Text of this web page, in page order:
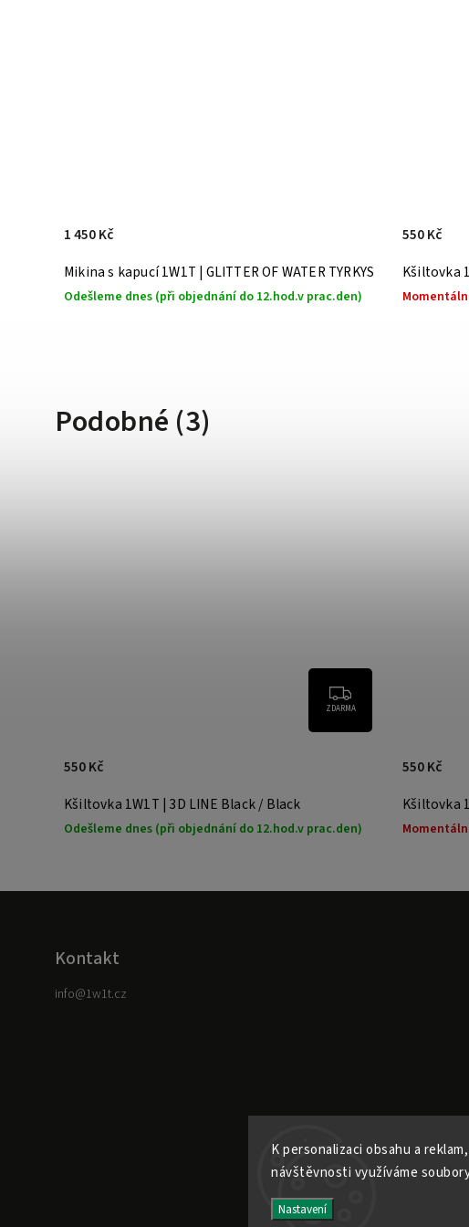
K personalizaci obsahu a
návštěvnosti využíváme
Nastavení
Mikina s kapucí 1W1T | GLITTER OF WATER TYRKYS
Odešleme dnes (při objednání do 12.hod.v prac.den)
1 450 Kč
Kšiltovka
550 Kč
Podobné (3)
ZDARMA
Kšiltovka 1W1T | 3D LINE Black / Black
Odešleme dnes (při objednání do 12.hod.v prac.den)
550 Kč
Kšiltovka
550 Kč
Kontakt
info@1w1t.cz